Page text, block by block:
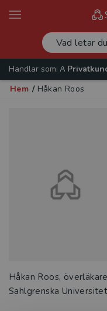
Handlar som:
Hem / Håkan Roos
Håkan Roos,
Sahlgrenska